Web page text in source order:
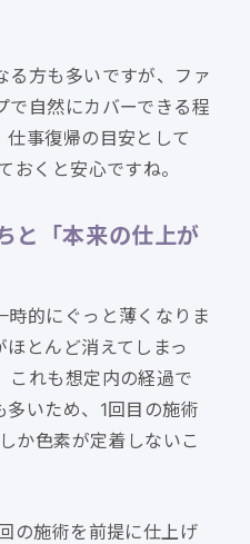
る方も多いですが、ファ
で自然にカバーできる程
事復帰の目安として
おくと安心ですね。
と「本来の仕上が
時的にぐっと薄くなりま
とんど消えてしまっ
これも想定内の経過で
いため、1回目の施術
か色素が定着しないこ
の施術を前提に仕上げ